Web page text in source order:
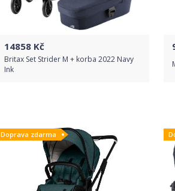
14858 Kč
Britax Set Strider M + korba 2022 Navy
Ink
Detail produktu
Doprava zdarma